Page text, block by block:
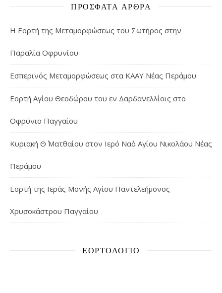
ΠΡΌΣΦΑΤΑ ΆΡΘΡΑ
Η Εορτή της Μεταμορφώσεως του Σωτήρος στην
Παραλία Οφρυνίου
Εσπερινός Μεταμορφώσεως στα ΚΑΑΥ Νέας Περάμου
Εορτή Αγίου Θεοδώρου του εν Δαρδανελλίοις στο
Οφρύνιο Παγγαίου
Κυριακή Θ΄ Ματθαίου στον Ιερό Ναό Αγίου Νικολάου Νέας
Περάμου
Εορτή της Ιεράς Μονής Αγίου Παντελεήμονος
Χρυσοκάστρου Παγγαίου
ΕΟΡΤΟΛΌΓΙΟ